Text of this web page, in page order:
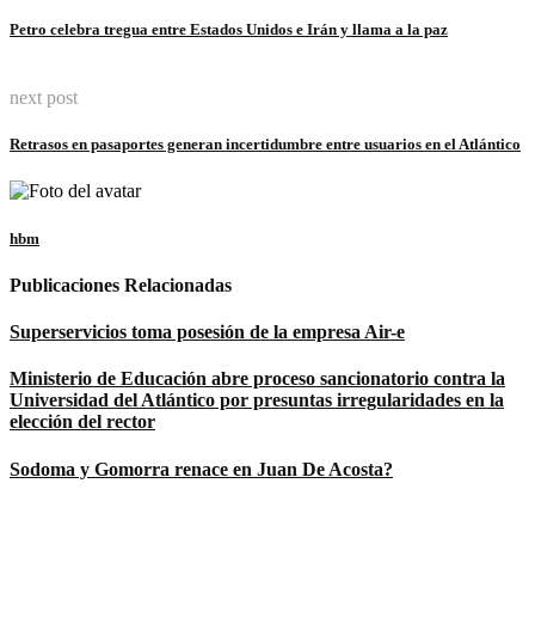
Petro celebra tregua entre Estados Unidos e Irán y llama a la paz
next post
Retrasos en pasaportes generan incertidumbre entre usuarios en el Atlántico
hbm
Publicaciones Relacionadas
Superservicios toma posesión de la empresa Air-e
Ministerio de Educación abre proceso sancionatorio contra la
Universidad del Atlántico por presuntas irregularidades en la
elección del rector
Sodoma y Gomorra renace en Juan De Acosta?